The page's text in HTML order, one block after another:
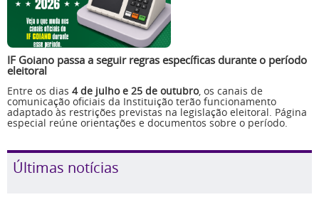
IF Goiano passa a seguir regras específicas durante o período
eleitoral
Entre os dias 4 de julho e 25 de outubro, os canais de
comunicação oficiais da Instituição terão funcionamento
adaptado às restrições previstas na legislação eleitoral. Página
especial reúne orientações e documentos sobre o período.
Últimas notícias